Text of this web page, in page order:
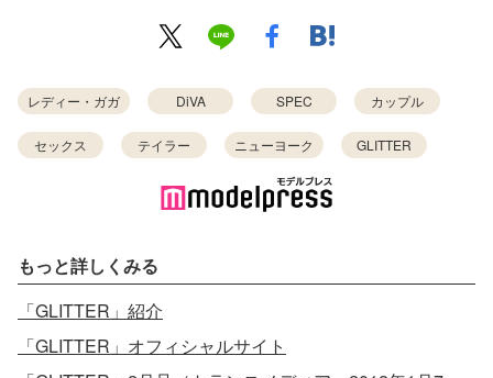
レディー・ガガ DiVA SPEC カップル
セックス テイラー ニューヨーク GLITTER
もっと詳しくみる
「GLITTER」紹介
「GLITTER」オフィシャルサイト